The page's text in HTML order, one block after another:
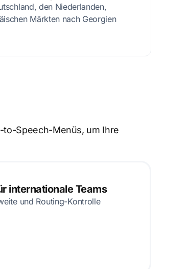
den Niederlanden,
Märkten nach Georgien
to-Speech-Menüs, um Ihre
internationale Teams
und Routing-Kontrolle